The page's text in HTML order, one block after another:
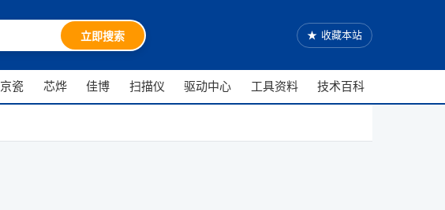
立即搜索 ★ 收藏本站
京瓷 芯烨 佳博 扫描仪 驱动中心 工具资料 技术百科